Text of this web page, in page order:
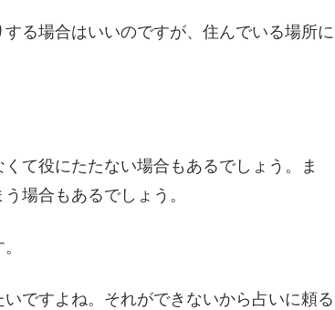
る場合はいいのですが、住んでいる場所に
て役にたたない場合もあるでしょう。ま
場合もあるでしょう。
ですよね。それができないから占いに頼る